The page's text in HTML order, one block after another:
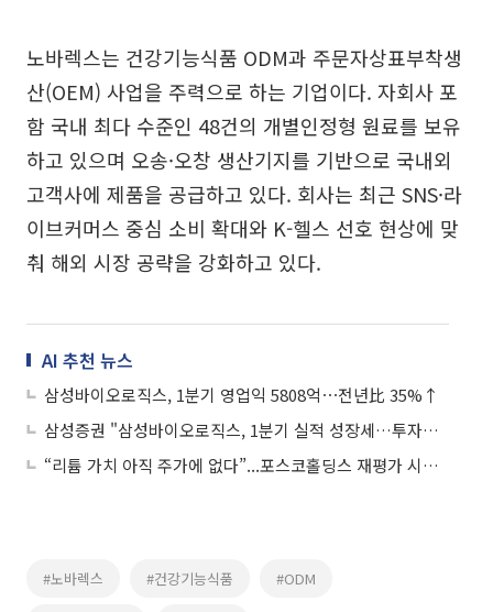
노바렉스는 건강기능식품 ODM과 주문자상표부착생
산(OEM) 사업을 주력으로 하는 기업이다. 자회사 포
함 국내 최다 수준인 48건의 개별인정형 원료를 보유
하고 있으며 오송·오창 생산기지를 기반으로 국내외
고객사에 제품을 공급하고 있다. 회사는 최근 SNS·라
이브커머스 중심 소비 확대와 K-헬스 선호 현상에 맞
춰 해외 시장 공략을 강화하고 있다.
AI 추천 뉴스
삼성바이오로직스, 1분기 영업익 5808억⋯전년比 35%↑
삼성증권 "삼성바이오로직스, 1분기 실적 성장세…투자의견 '매수' 유지"
“리튬 가치 아직 주가에 없다”...포스코홀딩스 재평가 시작되나
#노바렉스 #건강기능식품 #ODM